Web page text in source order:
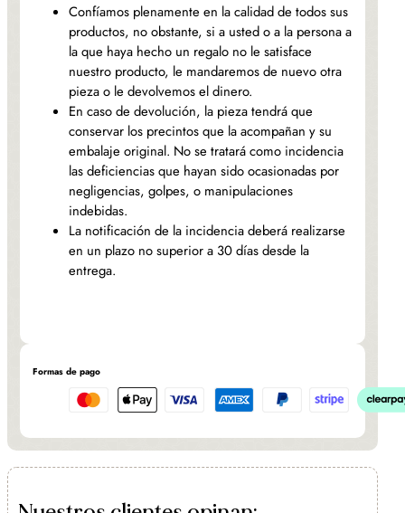
Confíamos plenamente en la calidad de todos sus
productos, no obstante, si a usted o a la persona a
la que haya hecho un regalo no le satisface
nuestro producto, le mandaremos de nuevo otra
pieza o le devolvemos el dinero.
En caso de devolución, la pieza tendrá que
conservar los precintos que la acompañan y su
embalaje original. No se tratará como incidencia
las deficiencias que hayan sido ocasionadas por
negligencias, golpes, o manipulaciones
indebidas.
La notificación de la incidencia deberá realizarse
en un plazo no superior a 30 días desde la
entrega.
Formas de pago